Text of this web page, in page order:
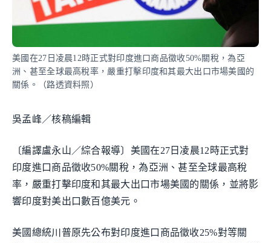
美國在27日凌晨12時正式對印度進口商品徵收50%關稅，為亞
洲、甚至全球最高稅率，嚴重打擊印度和其最大出口市場美國的
關係。（路透資料照）
吳孟峰／核稿編輯
〔編譯盧永山／綜合報導〕美國在27日凌晨12時正式對
印度進口商品徵收50%關稅，為亞洲、甚至全球最高稅
率，嚴重打擊印度和其最大出口市場美國的關係，並將影
響印度對美出口數百億美元。
美國總統川普原先公布對印度進口商品徵收25%對等關